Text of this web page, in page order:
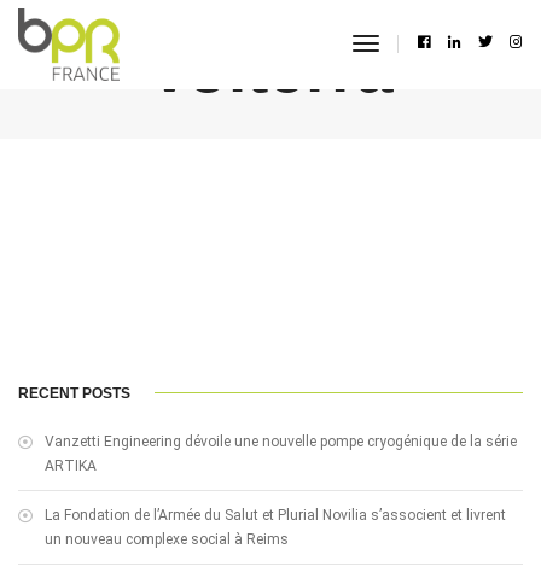
toggle
Volterra
RECENT POSTS
Vanzetti Engineering dévoile une nouvelle pompe cryogénique de la série
ARTIKA
La Fondation de l’Armée du Salut et Plurial Novilia s’associent et livrent
un nouveau complexe social à Reims